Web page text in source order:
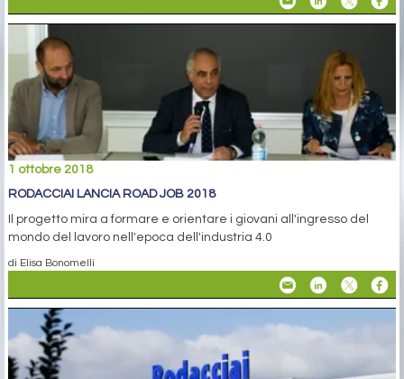
1 ottobre 2018
RODACCIAI LANCIA ROAD JOB 2018
Il progetto mira a formare e orientare i giovani all'ingresso del
mondo del lavoro nell'epoca dell'industria 4.0
di Elisa Bonomelli